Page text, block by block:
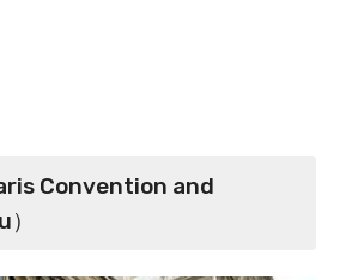
Convention and